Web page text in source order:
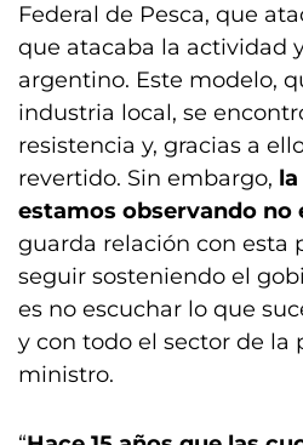
Federal de Pesca, que
que atacaba la actividad
argentino. Este modelo,
industria local, se
resistencia y, gracias a
revertido. Sin embargo,
estamos observando no
guarda relación con esta
seguir sosteniendo el
es no escuchar lo que
y con todo el sector de la
ministro.